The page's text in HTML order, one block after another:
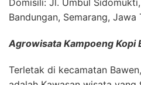
Domisili: Jl. Umbul
Bandungan, Semarang, Jawa
Agrowisata Kampoeng Kopi
Terletak di kecamatan